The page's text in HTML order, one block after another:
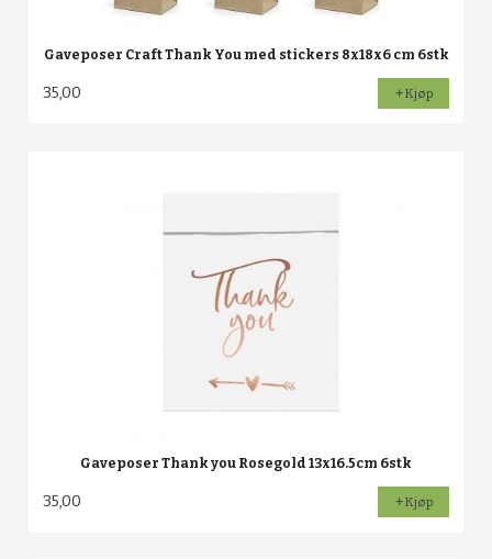
Gaveposer Craft Thank You med stickers 8x18x6 cm 6stk
35,00 Kjøp
Gaveposer Thank you Rosegold 13x16.5cm 6stk
35,00 Kjøp